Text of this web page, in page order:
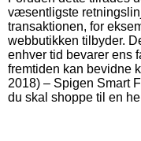
væsentligste
transaktionen, for
webbutikken tilbyder.
enhver tid bevarer ens
fremtiden kan bevidne
2018) – Spigen Smart
du skal shoppe til en